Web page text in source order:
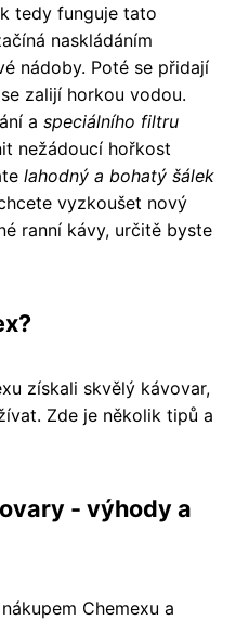
tedy funguje tato
naskládáním
nádoby. Poté se přidají
zalijí horkou vodou.
a speciálního filtru
nežádoucí hořkost
lahodný a bohatý šálek
vyzkoušet nový
ranní kávy, určitě byste
získali skvělý kávovar,
Zde je několik tipů a
- výhody a
Chemexu a